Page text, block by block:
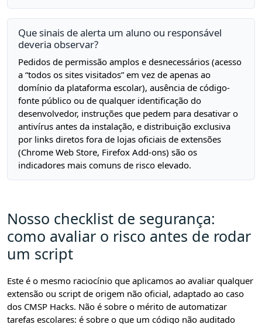
Que sinais de alerta um aluno ou responsável
deveria observar?
Pedidos de permissão amplos e desnecessários (acesso
a “todos os sites visitados” em vez de apenas ao
domínio da plataforma escolar), ausência de código-
fonte público ou de qualquer identificação do
desenvolvedor, instruções que pedem para desativar o
antivírus antes da instalação, e distribuição exclusiva
por links diretos fora de lojas oficiais de extensões
(Chrome Web Store, Firefox Add-ons) são os
indicadores mais comuns de risco elevado.
Nosso checklist de segurança:
como avaliar o risco antes de rodar
um script
Este é o mesmo raciocínio que aplicamos ao avaliar qualquer
extensão ou script de origem não oficial, adaptado ao caso
dos CMSP Hacks. Não é sobre o mérito de automatizar
tarefas escolares: é sobre o que um código não auditado